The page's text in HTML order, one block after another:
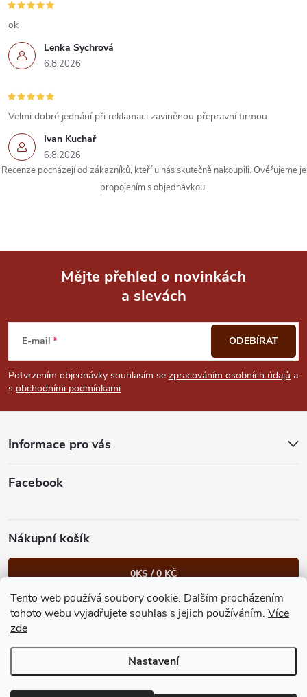
Tento web používá soubory cookie. Dalším procházením
tohoto webu vyjadřujete souhlas s jejich používáním. Více
zde
Nastavení
Lenka Sychrová
6.8.2026
ok
Ivan Kuchař
6.8.2026
Velmi dobré jednání při reklamaci zaviněnou přepravní firmou
Recenze pocházejí od zákazníků, kteří u nás skutečně nakoupili. Ověřujeme je
propojením s objednávkou.
p
a
Mějte přehled o novinkách
a slevách
E-mail
Potvrzením objednávky souhlasím se zpracováním osobních údajů a
s obchodními podmínkami
ODEBÍRAT
Informace pro vás
Facebook
Nákupní košík
0KS /0 KČ
Heureka.cz Facebook Instagram Bonvolo - přidej se taky
GastroKlub.cz. Všechna práva vyhrazena.
nastavení cookies